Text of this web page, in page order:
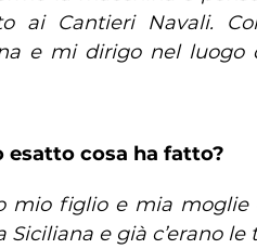
ai Cantieri Navali.
e mi dirigo nel luogo
cosa ha fatto?
mio figlio e mia moglie
Siciliana e già c’erano